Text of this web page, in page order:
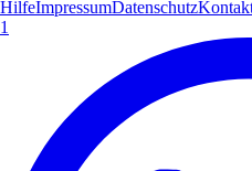
HilfeImpressumDatenschutz
1